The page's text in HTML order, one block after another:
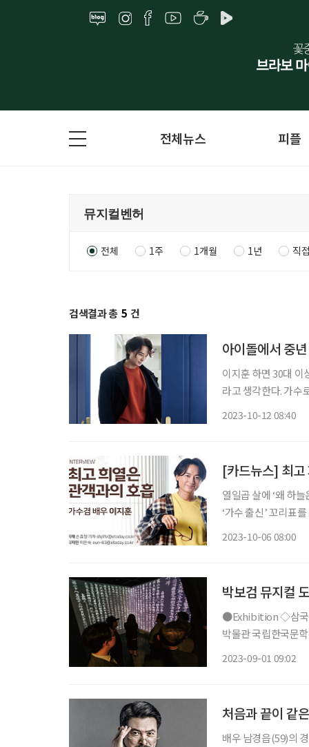
전체뉴스 피플
전체 1주 1개월 1년 직
검색결과 총 5 건
아이돌에서 중
이지훈 하면 30대 이
라고 생각한다. 가수로
2023-10-12 08:40
[카드뉴스] 최고
열일곱 살에 ‘왜 하늘은’으로 데뷔한 이지
‘가수 출신’ 꼬리표를 떼 실력을 인정받
2023-10-06 08:00
박보검 뮤지컬
●Exhibition ◇삼국의 여인들, 새로운 세계를 열다 일정 10월 29일까지 장소 은평역사한옥
박물관 국립한국문
2023-09-01 09:02
배우 남경읍(59)의 경력